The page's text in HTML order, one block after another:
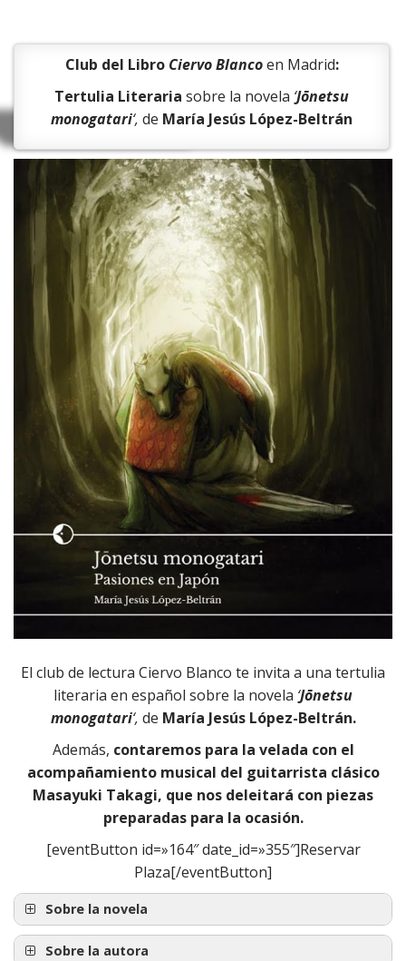
Club del Libro Ciervo Blanco en Madrid:
Tertulia Literaria sobre la novela ‘Jōnetsu
monogatari‘, de María Jesús López-Beltrán
El club de lectura Ciervo Blanco te invita a una tertulia
literaria en español sobre la novela ‘Jōnetsu
monogatari‘, de María Jesús López-Beltrán.
Además, contaremos para la velada con el
acompañamiento musical del guitarrista clásico
Masayuki Takagi, que nos deleitará con piezas
preparadas para la ocasión.
[eventButton id=»164″ date_id=»355″]Reservar
Plaza[/eventButton]
Sobre la novela
Sobre la autora